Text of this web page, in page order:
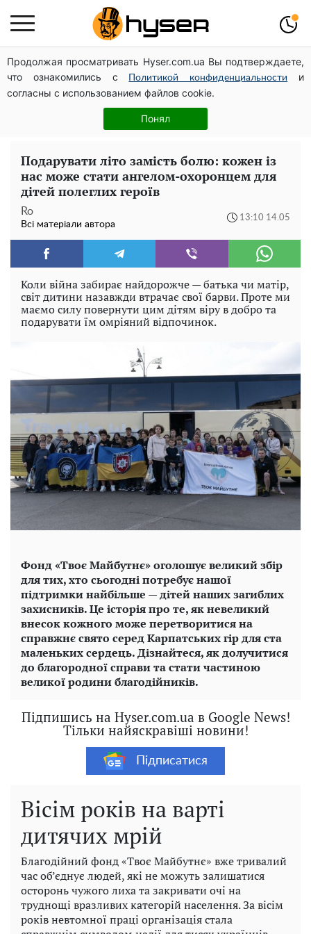
Продолжая просматривать Hyser.com.ua Вы подтверждаете,
что ознакомились с
Политикой конфиденциальности
и
согласны с использованием файлов cookie.
Понял
Олена Тополя злив відео – це далеко не все: фронтмен
"Антитіла" Тарас Тополя став наступним
Такої закуски завжди виявляється мало: рецепт
помідорів по-корейськи із солодким перцем та
морквою на зиму
Подарувати літо замість болю: кожен із
нас може стати ангелом-охоронцем для
дітей полеглих героїв
Ro
Всі матеріали автора
13:10 14.05
Коли війна забирає найдорожче — батька чи матір,
світ дитини назавжди втрачає свої барви. Проте ми
маємо силу повернути цим дітям віру в добро та
подарувати їм омріяний відпочинок.
Фонд «Твоє Майбутнє» оголошує великий збір
для тих, хто сьогодні потребує нашої
підтримки найбільше — дітей наших загиблих
захисників. Це історія про те, як невеликий
внесок кожного може перетворитися на
справжнє свято серед Карпатських гір для ста
маленьких сердець. Дізнайтеся, як долучитися
до благородної справи та стати частиною
великої родини благодійників.
Підпишись на Hyser.com.ua в Google News!
Тільки найяскравіші новини!
Підписатися
Вісім років на варті
дитячих мрій
Благодійний фонд «Твоє Майбутнє» вже тривалий
час об’єднує людей, які не можуть залишатися
осторонь чужого лиха та закривати очі на
труднощі вразливих категорій населення. За вісім
років невтомної праці організація стала